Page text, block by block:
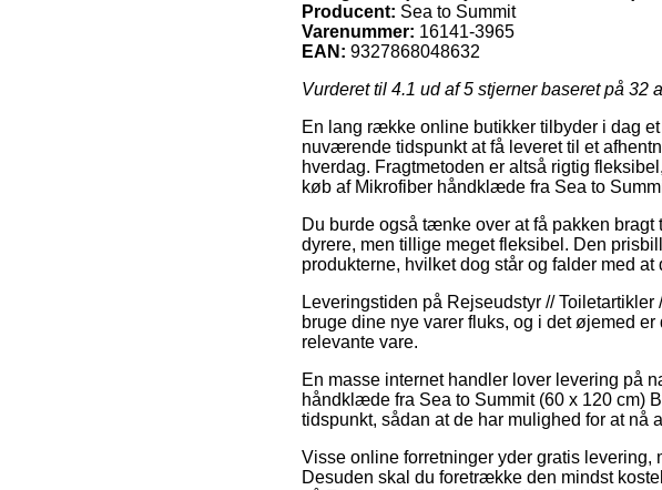
Producent: Sea to Summit
Varenummer: 16141-3965
EAN: 9327868048632
Vurderet til 4.1 ud af 5 stjerner baseret på 32
En lang række online butikker tilbyder i dag
nuværende tidspunkt at få leveret til et
hverdag. Fragtmetoden er altså rigtig
køb af Mikrofiber håndklæde fra Sea to
Du burde også tænke over at få pakken
dyrere, men tillige meget fleksibel. Den
produkterne, hvilket dog står og falder med
Leveringstiden på Rejseudstyr //
bruge dine nye varer fluks, og i det øjemed
relevante vare.
En masse internet handler lover levering på
håndklæde fra Sea to Summit (60 x 120 cm)
tidspunkt, sådan at de har mulighed for at nå
Visse online forretninger yder gratis levering,
Desuden skal du foretrække den mindst